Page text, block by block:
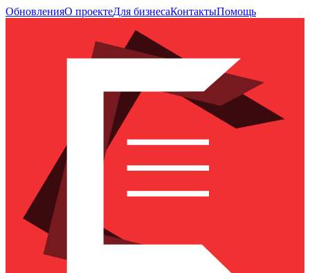
ОбновленияО проектеДля бизнесаКонтактыПомощь